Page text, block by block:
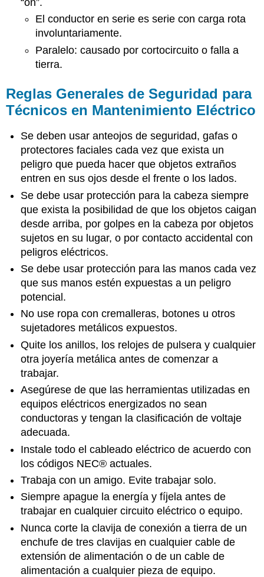
El conductor en serie es serie con carga rota
involuntariamente.
Paralelo: causado por cortocircuito o falla a
tierra.
Reglas Generales de Seguridad para
Técnicos en Mantenimiento Eléctrico
Se deben usar anteojos de seguridad, gafas o
protectores faciales cada vez que exista un
peligro que pueda hacer que objetos extraños
entren en sus ojos desde el frente o los lados.
Se debe usar protección para la cabeza siempre
que exista la posibilidad de que los objetos caigan
desde arriba, por golpes en la cabeza por objetos
sujetos en su lugar, o por contacto accidental con
peligros eléctricos.
Se debe usar protección para las manos cada vez
que sus manos estén expuestas a un peligro
potencial.
No use ropa con cremalleras, botones u otros
sujetadores metálicos expuestos.
Quite los anillos, los relojes de pulsera y cualquier
otra joyería metálica antes de comenzar a
trabajar.
Asegúrese de que las herramientas utilizadas en
equipos eléctricos energizados no sean
conductoras y tengan la clasificación de voltaje
adecuada.
Instale todo el cableado eléctrico de acuerdo con
los códigos NEC® actuales.
Trabaja con un amigo. Evite trabajar solo.
Siempre apague la energía y fíjela antes de
trabajar en cualquier circuito eléctrico o equipo.
Nunca corte la clavija de conexión a tierra de un
enchufe de tres clavijas en cualquier cable de
extensión de alimentación o de un cable de
alimentación a cualquier pieza de equipo.